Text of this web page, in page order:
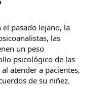
el pasado lejano, la
las
un peso
psicológico de las
atender a pacientes,
de su niñez.